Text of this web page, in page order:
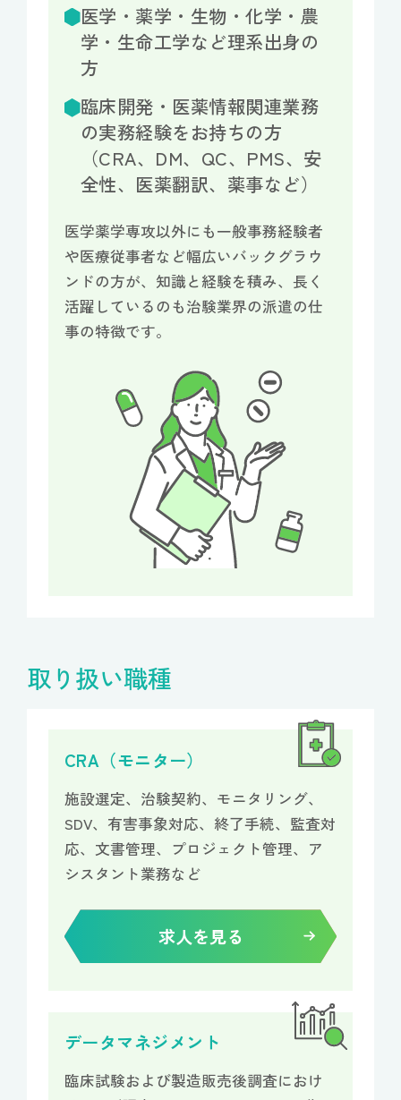
医学・薬学・生物・化学・農
学・生命工学など理系出身の
方
臨床開発・医薬情報関連業務
の実務経験をお持ちの方
（CRA、DM、QC、PMS、安
全性、医薬翻訳、薬事など）
医学薬学専攻以外にも一般事務経験者
や医療従事者など幅広いバックグラウ
ンドの方が、知識と経験を積み、長く
活躍しているのも治験業界の派遣の仕
事の特徴です。
取り扱い職種
CRA（モニター）
施設選定、治験契約、モニタリング、
SDV、 有害事象対応、終了手続、監査対
応、文書管理、プロジェクト管理、ア
シスタント業務など
求人を見る
データマネジメント
臨床試験および製造販売後調査におけ